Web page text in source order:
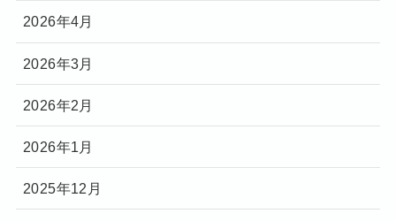
2026年4月
2026年3月
2026年2月
2026年1月
2025年12月